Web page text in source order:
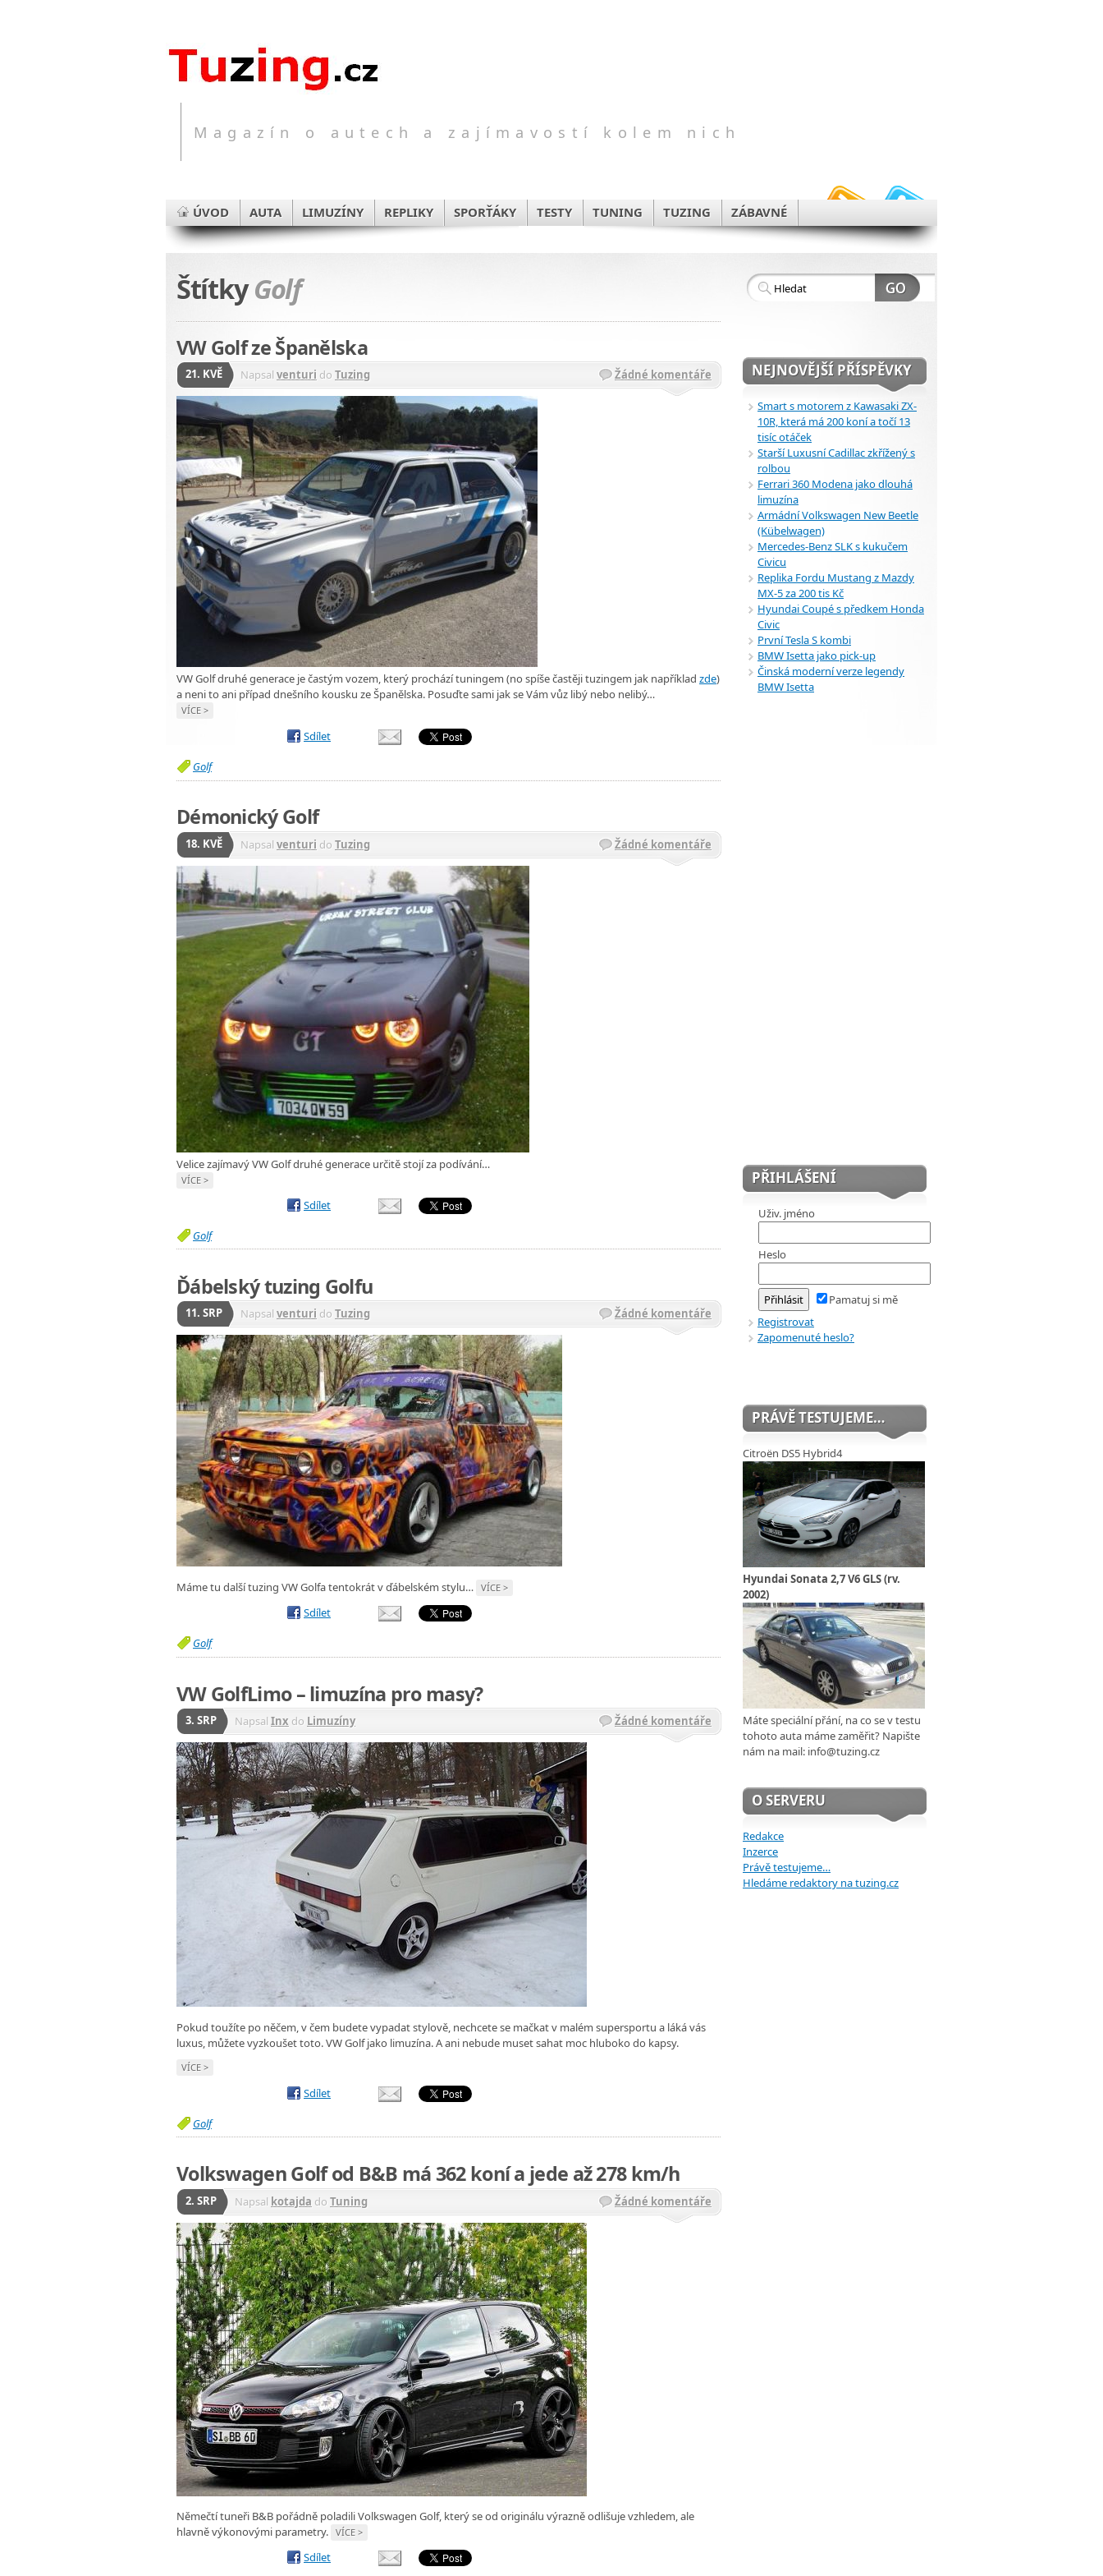
Magazín o autech a zajímavostí kolem nich
ÚVOD AUTA LIMUZÍNY REPLIKY SPORŤÁKY TESTY TUNING TUZING ZÁBAVNÉ
ŠtítkyGolf
VW Golf ze Španělska
21. KVĚ Napsal venturi do Tuzing Žádné komentáře
VW Golf druhé generace je častým vozem, který prochází tuningem (no spíše častěji tuzingem jak například zde)
a neni to ani případ dnešního kousku ze Španělska. Posuďte sami jak se Vám vůz libý nebo nelibý…
VÍCE >
Sdílet
Golf
Démonický Golf
18. KVĚ Napsal venturi do Tuzing Žádné komentáře
Velice zajímavý VW Golf druhé generace určitě stojí za podívání…
VÍCE >
Sdílet
Golf
Ďábelský tuzing Golfu
11. SRP Napsal venturi do Tuzing Žádné komentáře
Máme tu další tuzing VW Golfa tentokrát v ďábelském stylu… VÍCE >
Sdílet
Golf
VW GolfLimo – limuzína pro masy?
3. SRP Napsal Inx do Limuzíny Žádné komentáře
Pokud toužíte po něčem, v čem budete vypadat stylově, nechcete se mačkat v malém supersportu a láká vás
luxus, můžete vyzkoušet toto. VW Golf jako limuzína. A ani nebude muset sahat moc hluboko do kapsy.
VÍCE >
Sdílet
Golf
Volkswagen Golf od B&B má 362 koní a jede až 278 km/h
2. SRP Napsal kotajda do Tuning Žádné komentáře
Němečtí tuneři B&B pořádně poladili Volkswagen Golf, který se od originálu výrazně odlišuje vzhledem, ale
hlavně výkonovými parametry. VÍCE >
Sdílet
NEJNOVĚJŠÍ PŘÍSPĚVKY
Smart s motorem z Kawasaki ZX-
10R, která má 200 koní a točí 13
tisíc otáček
Starší Luxusní Cadillac zkřížený s
rolbou
Ferrari 360 Modena jako dlouhá
limuzína
Armádní Volkswagen New Beetle
(Kübelwagen)
Mercedes-Benz SLK s kukučem
Civicu
Replika Fordu Mustang z Mazdy
MX-5 za 200 tis Kč
Hyundai Coupé s předkem Honda
Civic
První Tesla S kombi
BMW Isetta jako pick-up
Činská moderní verze legendy
BMW Isetta
PŘIHLÁŠENÍ
Uživ. jméno
Heslo
Pamatuj si mě
Registrovat
Zapomenuté heslo?
PRÁVĚ TESTUJEME…
Citroën DS5 Hybrid4
Hyundai Sonata 2,7 V6 GLS (rv.
2002)
Máte speciální přání, na co se v testu
tohoto auta máme zaměřit? Napište
nám na mail: info@tuzing.cz
O SERVERU
Redakce
Inzerce
Právě testujeme…
Hledáme redaktory na tuzing.cz